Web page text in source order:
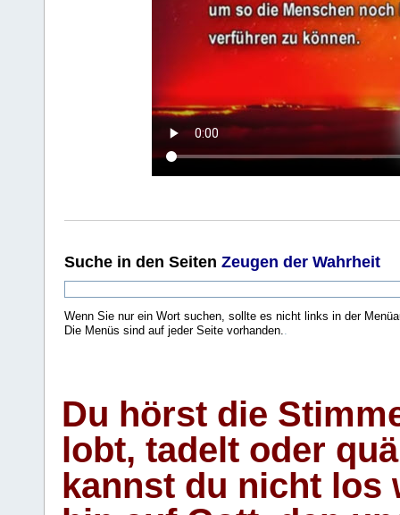
Suche in den Seiten Zeugen der Wahrheit
Wenn Sie nur ein Wort suchen, sollte es nicht links in der
Die Menüs sind auf jeder Seite vorhanden..
Du hörst die
lobt, tadelt oder
kannst du nicht los